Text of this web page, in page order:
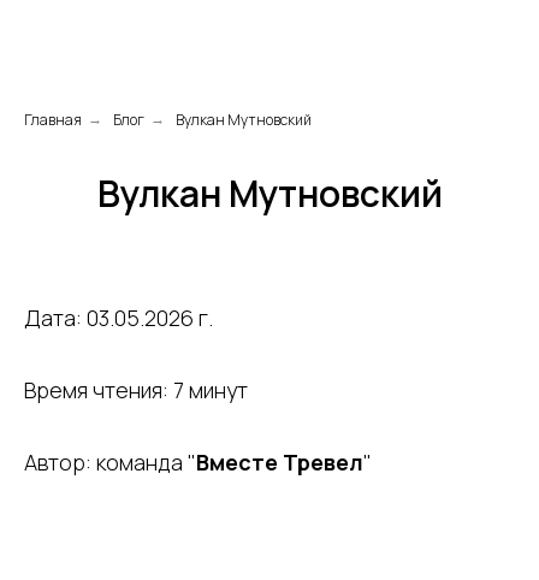
Главная → Блог → Вулкан Мутновский
Вулкан Мутновский
Дата: 03.05.2026 г.
Время чтения: 7 минут
Автор: команда "Вместе Тревел"